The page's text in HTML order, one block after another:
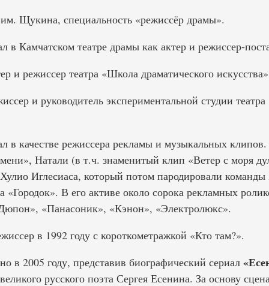
Щукина, специальность «режиссёр драмы».
в Камчатском театре драмы как актер и режиссер-
и режиссер театра «Школа драматического
и руководитель экспериментальной студии
в качестве режиссера рекламы и музыкальных
Натали (в т.ч. знаменитый клип «Ветер с моря
Иглесиаса, который потом пародировали
«Городок». В его активе около сорока рекламных
«Панасоник», «Кэнон», «Электролюкс».
в 1992 году с короткометражкой «Кто там?».
в 2005 году, представив биографический сериал
русского поэта Сергея Есенина. За основу